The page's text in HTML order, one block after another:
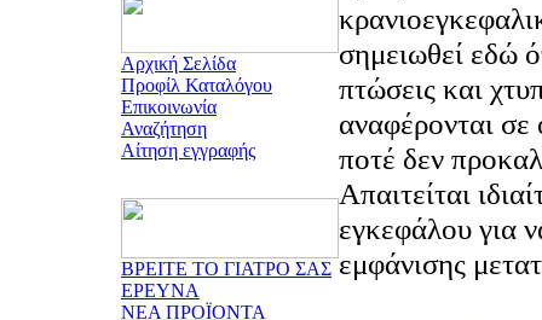
Αρχική Σελίδα
Προφίλ Καταλόγου
Επικοινωνία
Αναζήτηση
Αίτηση εγγραφής
ΒΡΕΙΤΕ ΤΟ ΓΙΑΤΡΟ ΣΑΣ
ΕΡΕΥΝΑ
ΝΕΑ ΠΡΟΪΟΝΤΑ
σημειωθεί εδώ
πτώσεις και
αναφέρονται σε
ποτέ δεν
Απαιτείται
εγκεφάλου για
εμφάνισης